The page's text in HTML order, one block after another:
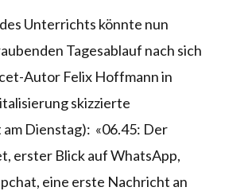
Unterrichts könnte nun
Tagesablauf nach sich
Autor Felix Hoffmann in
skizzierte
Dienstag): «06.45: Der
erster Blick auf WhatsApp,
eine erste Nachricht an